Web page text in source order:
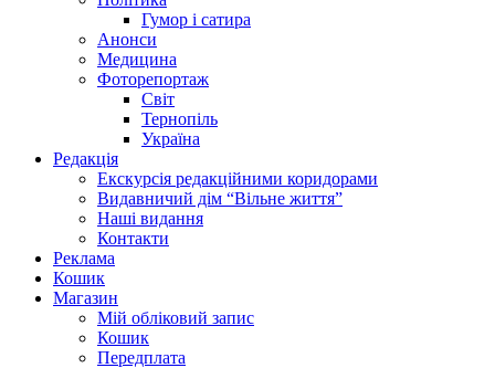
Гумор і сатира
Анонси
Медицина
Фоторепортаж
Світ
Тернопіль
Україна
Редакція
Екскурсія редакційними коридорами
Видавничий дім “Вільне життя”
Наші видання
Контакти
Реклама
Кошик
Магазин
Мій обліковий запис
Кошик
Передплата